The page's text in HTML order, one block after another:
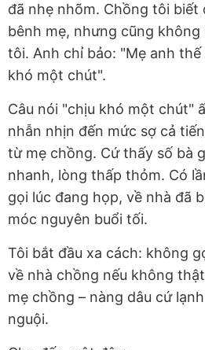
đã nhẹ nhõm. Chồng tôi biết
bênh mẹ, nhưng cũng không
tôi. Anh chỉ bảo: "Mẹ anh thế
khó một chút".
Câu nói "chịu khó một chút"
nhẫn nhịn đến mức sợ cả
từ mẹ chồng. Cứ thấy số bà
nhanh, lòng thấp thỏm. Có
gọi lúc đang họp, về nhà đã
móc nguyên buổi tối.
Tôi bắt đầu xa cách: không
về nhà chồng nếu không
mẹ chồng – nàng dâu cứ
nguội.